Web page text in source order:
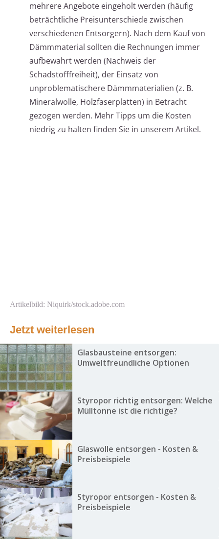
mehrere Angebote eingeholt werden (häufig
beträchtliche Preisunterschiede zwischen
verschiedenen Entsorgern). Nach dem Kauf von
Dämmmaterial sollten die Rechnungen immer
aufbewahrt werden (Nachweis der
Schadstofffreiheit), der Einsatz von
unproblematischere Dämmmaterialien (z. B.
Mineralwolle, Holzfaserplatten) in Betracht
gezogen werden. Mehr Tipps um die Kosten
niedrig zu halten finden Sie in unserem Artikel.
Artikelbild: Niquirk/stock.adobe.com
Jetzt weiterlesen
Glasbausteine entsorgen:
Umweltfreundliche Optionen
Styropor richtig entsorgen: Welche
Mülltonne ist die richtige?
Glaswolle entsorgen - Kosten &
Preisbeispiele
Styropor entsorgen - Kosten &
Preisbeispiele